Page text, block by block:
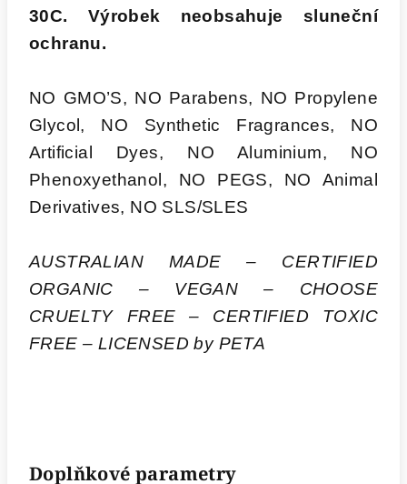
30C. Výrobek neobsahuje sluneční
ochranu.
NO GMO’S, NO Parabens, NO Propylene
Glycol, NO Synthetic Fragrances, NO
Artificial Dyes, NO Aluminium, NO
Phenoxyethanol, NO PEGS, NO Animal
Derivatives, NO SLS/SLES
AUSTRALIAN MADE – CERTIFIED
ORGANIC – VEGAN – CHOOSE
CRUELTY FREE – CERTIFIED TOXIC
FREE – LICENSED by PETA
Doplňkové parametry